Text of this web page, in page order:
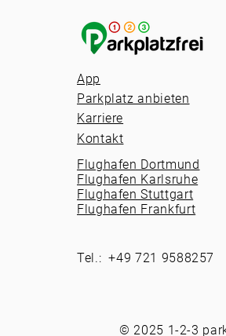
App
Parkplatz anbieten
Karriere
Kontakt
Flughafen Dortmund
Flughafen Karlsruhe
Flughafen Stuttgart
Flughafen Frankfurt
Tel.: +49 721 9588257
© 2025 1-2-3